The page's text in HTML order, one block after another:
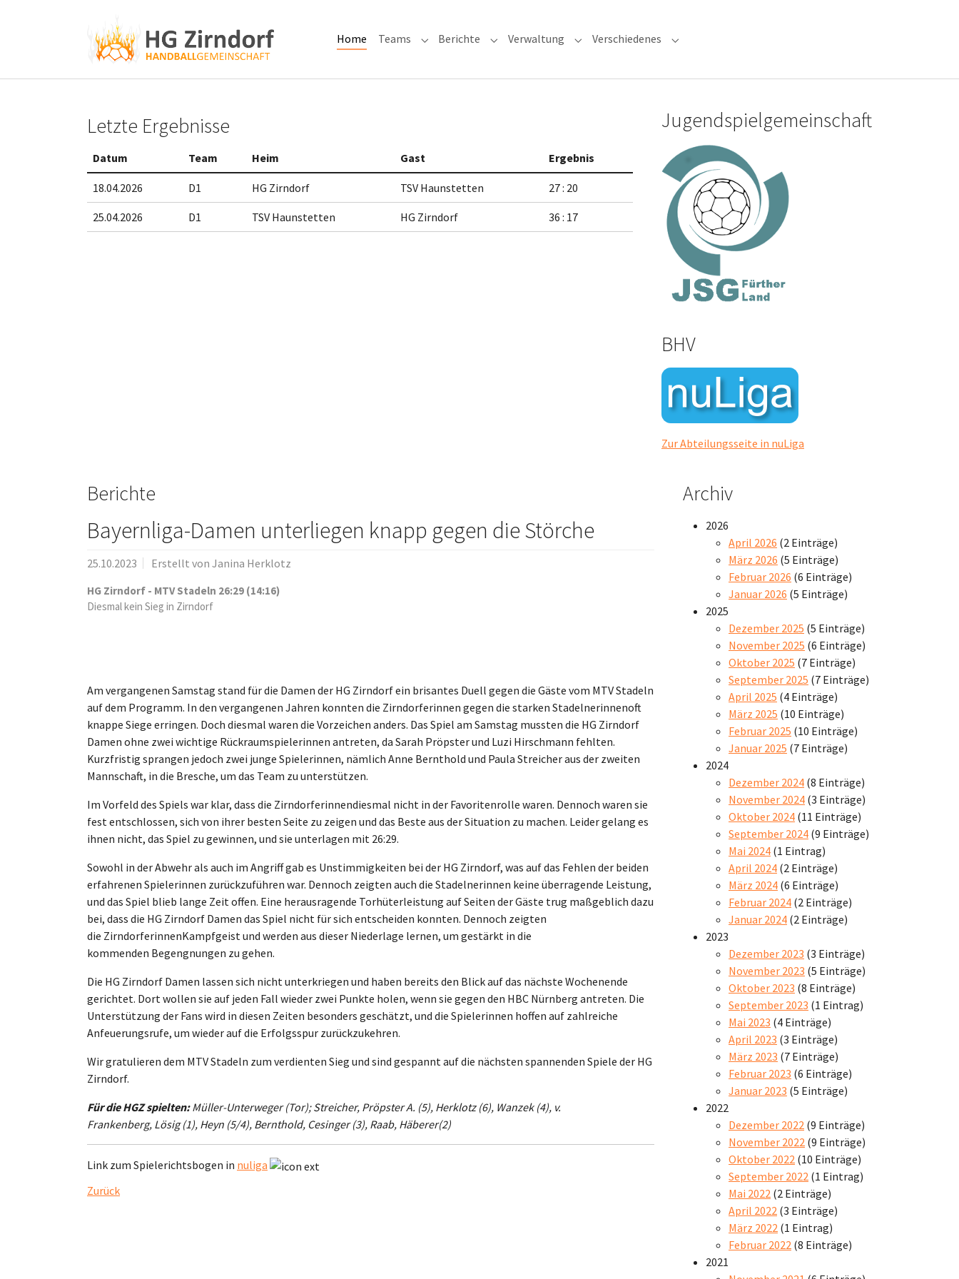
Home(current)
Teams Submenu for "Teams"
Berichte Submenu for "Berichte"
Verwaltung Submenu for "Verwaltung"
Verschiedenes Submenu for "Verschiedenes"
Letzte Ergebnisse
Datum Team Heim Gast Ergebnis
18.04.2026 D1 HG Zirndorf TSV Haunstetten 27 : 20
25.04.2026 D1 TSV Haunstetten HG Zirndorf 36 : 17
Jugendspielgemeinschaft
BHV
Zur Abteilungsseite in nuLiga
Berichte
Bayernliga-Damen unterliegen knapp gegen die Störche
25.10.2023 Erstellt von Janina Herklotz
HG Zirndorf - MTV Stadeln 26:29 (14:16)
Diesmal kein Sieg in Zirndorf
Am vergangenen Samstag stand für die Damen der HG Zirndorf ein brisantes Duell gegen die Gäste vom MTV Stadeln
auf dem Programm. In den vergangenen Jahren konnten die Zirndorferinnen gegen die starken Stadelnerinnenoft
knappe Siege erringen. Doch diesmal waren die Vorzeichen anders. Das Spiel am Samstag mussten die HG Zirndorf
Damen ohne zwei wichtige Rückraumspielerinnen antreten, da Sarah Pröpster und Luzi Hirschmann fehlten.
Kurzfristig sprangen jedoch zwei junge Spielerinnen, nämlich Anne Bernthold und Paula Streicher aus der zweiten
Mannschaft, in die Bresche, um das Team zu unterstützen.
Im Vorfeld des Spiels war klar, dass die Zirndorferinnendiesmal nicht in der Favoritenrolle waren. Dennoch waren sie
fest entschlossen, sich von ihrer besten Seite zu zeigen und das Beste aus der Situation zu machen. Leider gelang es
ihnen nicht, das Spiel zu gewinnen, und sie unterlagen mit 26:29.
Sowohl in der Abwehr als auch im Angriff gab es Unstimmigkeiten bei der HG Zirndorf, was auf das Fehlen der beiden
erfahrenen Spielerinnen zurückzuführen war. Dennoch zeigten auch die Stadelnerinnen keine überragende Leistung,
und das Spiel blieb lange Zeit offen. Eine herausragende Torhüterleistung auf Seiten der Gäste trug maßgeblich dazu
bei, dass die HG Zirndorf Damen das Spiel nicht für sich entscheiden konnten. Dennoch zeigten
die ZirndorferinnenKampfgeist und werden aus dieser Niederlage lernen, um gestärkt in die
kommenden Begengnungen zu gehen.
Die HG Zirndorf Damen lassen sich nicht unterkriegen und haben bereits den Blick auf das nächste Wochenende
gerichtet. Dort wollen sie auf jeden Fall wieder zwei Punkte holen, wenn sie gegen den HBC Nürnberg antreten. Die
Unterstützung der Fans wird in diesen Zeiten besonders geschätzt, und die Spielerinnen hoffen auf zahlreiche
Anfeuerungsrufe, um wieder auf die Erfolgsspur zurückzukehren.
Wir gratulieren dem MTV Stadeln zum verdienten Sieg und sind gespannt auf die nächsten spannenden Spiele der HG
Zirndorf.
Für die HGZ spielten:Müller-Unterweger (Tor); Streicher, Pröpster A. (5), Herklotz (6), Wanzek (4), v.
Frankenberg, Lösig (1), Heyn (5/4), Bernthold, Cesinger (3), Raab, Häberer(2)
Link zum Spielerichtsbogen in nuliga
Zurück
Archiv
2026
April 2026 (2 Einträge)
März 2026 (5 Einträge)
Februar 2026 (6 Einträge)
Januar 2026 (5 Einträge)
2025
Dezember 2025 (5 Einträge)
November 2025 (6 Einträge)
Oktober 2025 (7 Einträge)
September 2025 (7 Einträge)
April 2025 (4 Einträge)
März 2025 (10 Einträge)
Februar 2025 (10 Einträge)
Januar 2025 (7 Einträge)
2024
Dezember 2024 (8 Einträge)
November 2024 (3 Einträge)
Oktober 2024 (11 Einträge)
September 2024 (9 Einträge)
Mai 2024 (1 Eintrag)
April 2024 (2 Einträge)
März 2024 (6 Einträge)
Februar 2024 (2 Einträge)
Januar 2024 (2 Einträge)
2023
Dezember 2023 (3 Einträge)
November 2023 (5 Einträge)
Oktober 2023 (8 Einträge)
September 2023 (1 Eintrag)
Mai 2023 (4 Einträge)
April 2023 (3 Einträge)
März 2023 (7 Einträge)
Februar 2023 (6 Einträge)
Januar 2023 (5 Einträge)
2022
Dezember 2022 (9 Einträge)
November 2022 (9 Einträge)
Oktober 2022 (10 Einträge)
September 2022 (1 Eintrag)
Mai 2022 (2 Einträge)
April 2022 (3 Einträge)
März 2022 (1 Eintrag)
Februar 2022 (8 Einträge)
2021